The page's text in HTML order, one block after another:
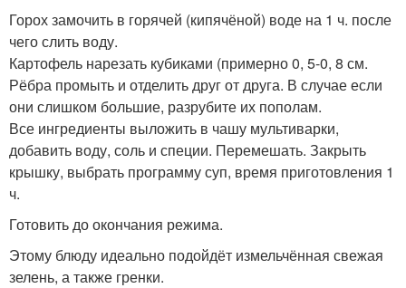
Горох замочить в горячей (кипячёной) воде на 1 ч. после
чего слить воду.
Картофель нарезать кубиками (примерно 0, 5-0, 8 см.
Рёбра промыть и отделить друг от друга. В случае если
они слишком большие, разрубите их пополам.
Все ингредиенты выложить в чашу мультиварки,
добавить воду, соль и специи. Перемешать. Закрыть
крышку, выбрать программу суп, время приготовления 1
ч.
Готовить до окончания режима.
Этому блюду идеально подойдёт измельчённая свежая
зелень, а также гренки.